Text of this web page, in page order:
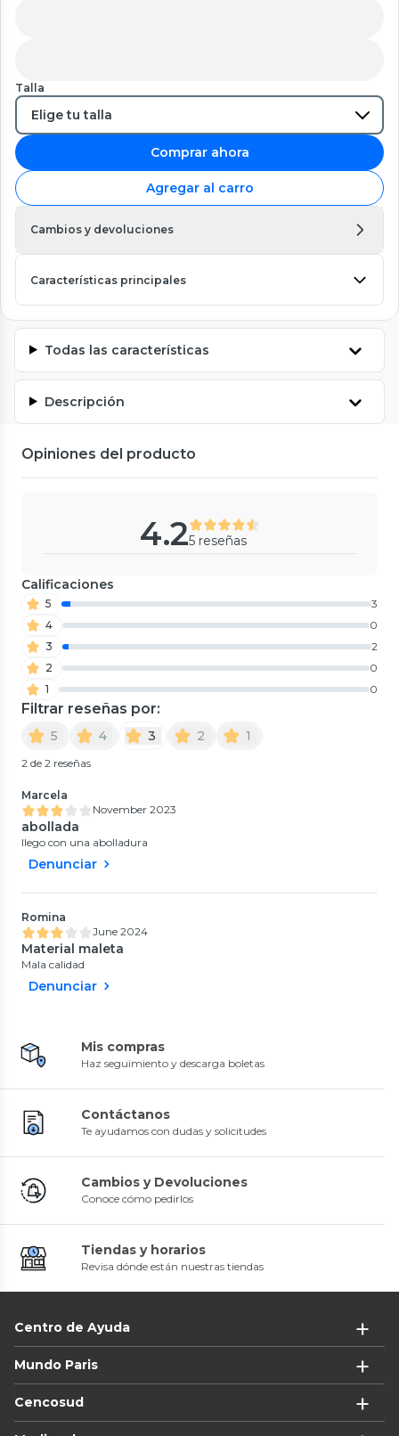
Talla
Comprar ahora
Agregar al carro
Cambios y devoluciones
Características principales
Todas las características
Descripción
Opiniones del producto
4.25 reseñas
Calificaciones
5
3
4
0
3
2
2
0
1
0
Filtrar reseñas por:
5 4 3 2 1
2 de 2 reseñas
Marcela
November 2023
abollada
llego con una abolladura
Denunciar
Romina
June 2024
Material maleta
Mala calidad
Denunciar
Mis compras
Haz seguimiento y descarga boletas
Contáctanos
Te ayudamos con dudas y solicitudes
Cambios y Devoluciones
Conoce cómo pedirlos
Tiendas y horarios
Revisa dónde están nuestras tiendas
Centro de Ayuda
Mundo Paris
Cencosud